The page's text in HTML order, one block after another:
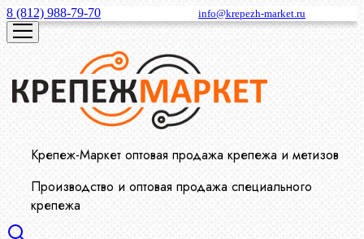
8 (812) 988-79-70 info@krepezh-market.ru
Крепеж-Маркет оптовая продажа крепежа и метизов
Производство и оптовая продажа специального
крепежа